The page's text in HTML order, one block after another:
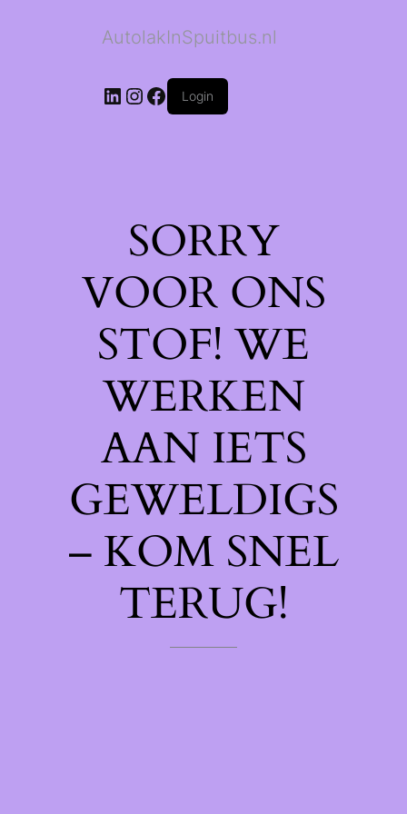
AutolakInSpuitbus.nl
LinkedIn
Instagram
Facebook
Login
SORRY
VOOR ONS
STOF! WE
WERKEN
AAN IETS
GEWELDIGS
– KOM SNEL
TERUG!